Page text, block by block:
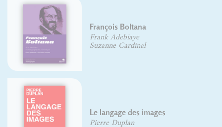
Lettrages et phylactères
Gaby Bazin
Chronique de la forme
Herman Lampaert